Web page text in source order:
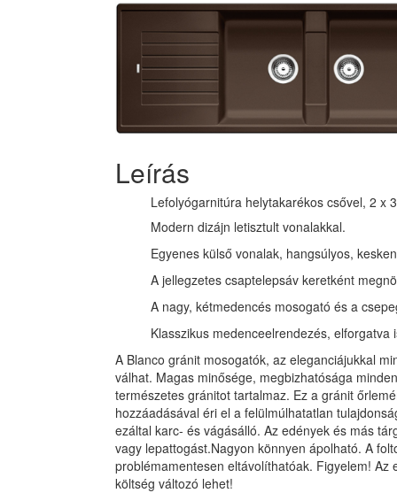
Leírás
Lefolyógarnitúra helytakarékos csővel, 2 x
Modern dizájn letisztult vonalakkal.
Egyenes külső vonalak, hangsúlyos,
A jellegzetes csaptelepsáv keretként
A nagy, kétmedencés mosogató és a
Klasszikus medenceelrendezés, elforgatva
A Blanco gránit mosogatók, az eleganciájukkal
válhat. Magas minősége, megbizhatósága
természetes gránitot tartalmaz. Ez a gránit
hozzáadásával éri el a felülmúlhatatlan
ezáltal karc- és vágásálló. Az edények és más
vagy lepattogást.Nagyon könnyen ápolható. A
problémamentesen eltávolíthatóak. Figyelem!
költség változó lehet!